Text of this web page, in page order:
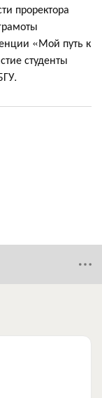
проректора
«Мой путь к
студенты